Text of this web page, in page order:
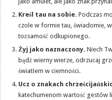
Kreśl tau na sobie. Podczas
czole w formie tau, świadomie,
tożsamość odkupionego.
Żyj jako naznaczony. Niech
bądź wierny wierze, odrzucaj
światłem w ciemności.
Ucz o znakach
katechumenom wartość gestów